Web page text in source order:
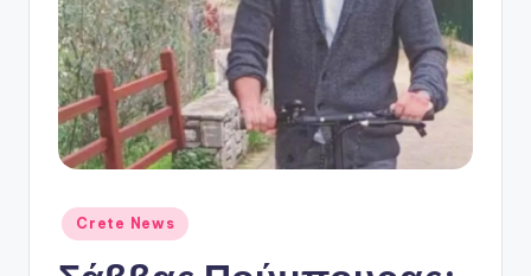
P
o
Αναρτήθηκε
σε
Crete News